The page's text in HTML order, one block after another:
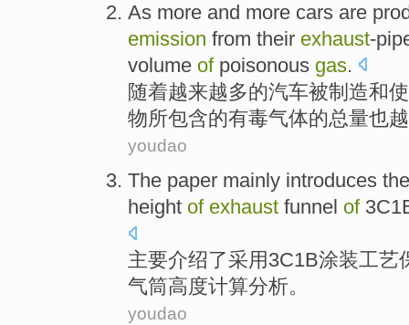
As more and more cars are
emission from their exhaust-
volume of poisonous gas.
随着越来越多的汽车被制造和
物所包含的有毒气体的总量也
youdao
The paper mainly introduces
height of exhaust funnel of3
主要介绍了采用 3C1B涂装工艺
气筒高度计算分析。
youdao